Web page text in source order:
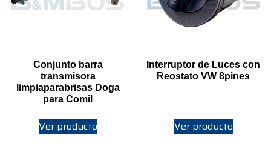
Conjunto barra
transmisora
limpiaparabrisas Doga
para Comil
Ver producto
Interruptor de Luces con
Reostato VW 8pines
Ver producto